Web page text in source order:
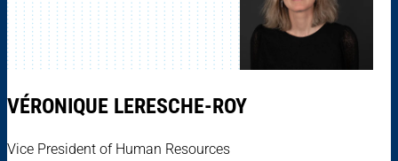
VÉRONIQUE LERESCHE-ROY
Vice President of Human Resources